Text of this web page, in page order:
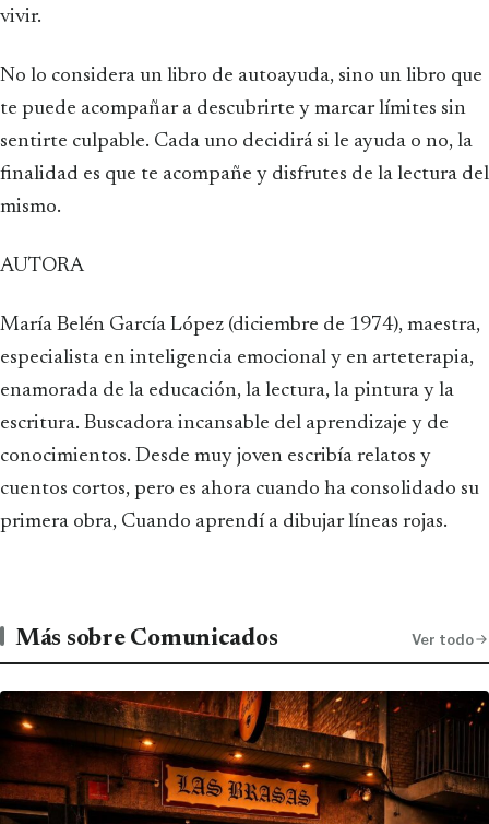
vivir.
No lo considera un libro de autoayuda, sino un libro que
te puede acompañar a descubrirte y marcar límites sin
sentirte culpable. Cada uno decidirá si le ayuda o no, la
finalidad es que te acompañe y disfrutes de la lectura del
mismo.
AUTORA
María Belén García López (diciembre de 1974), maestra,
especialista en inteligencia emocional y en arteterapia,
enamorada de la educación, la lectura, la pintura y la
escritura. Buscadora incansable del aprendizaje y de
conocimientos. Desde muy joven escribía relatos y
cuentos cortos, pero es ahora cuando ha consolidado su
primera obra, Cuando aprendí a dibujar líneas rojas.
Más sobre Comunicados Ver todo